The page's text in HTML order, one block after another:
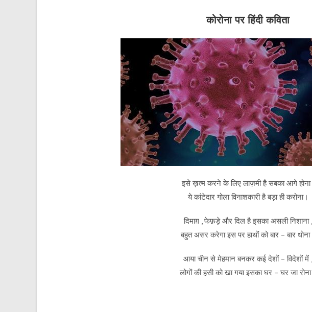
कोरोना पर हिंदी कविता
इसे ख़त्म करने के लिए लाज़मी है सबका आगे होना
ये कांटेदार गोला विनाशकारी है बड़ा ही करोना।
दिमाग़ , फेफ़ड़े और दिल है इसका असली निशाना ,
बहुत असर करेगा इस पर हाथों को बार – बार
आया चीन से मेहमान बनकर कई देशों – विदेशों में ,
लोगों की हसी को खा गया इसका घर – घर जा